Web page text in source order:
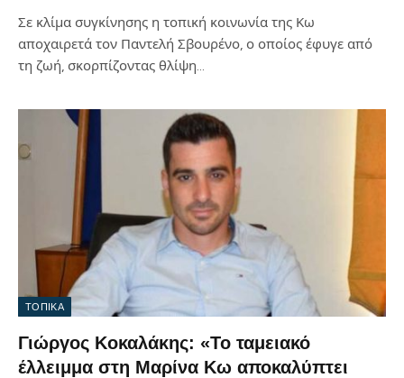
Σε κλίμα συγκίνησης η τοπική κοινωνία της Κω
αποχαιρετά τον Παντελή Σβουρένο, ο οποίος έφυγε από
τη ζωή, σκορπίζοντας θλίψη…
ΤΟΠΙΚΑ
Γιώργος Κοκαλάκης: «Το ταμειακό
έλλειμμα στη Μαρίνα Κω αποκαλύπτει